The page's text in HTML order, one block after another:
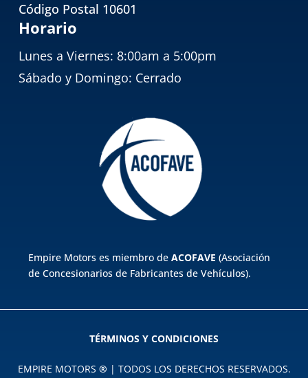
Código Postal 10601
Horario
Lunes a Viernes: 8:00am a 5:00pm
Sábado y Domingo: Cerrado
Empire Motors es miembro de ACOFAVE (Asociación
de Concesionarios de Fabricantes de Vehículos).
TÉRMINOS Y CONDICIONES
EMPIRE MOTORS ® | TODOS LOS DERECHOS RESERVADOS.